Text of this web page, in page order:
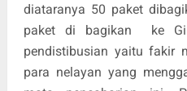
diataranya 50 paket
paket di bagikan ke
pendistibusian yaitu fakir
para nelayan yang